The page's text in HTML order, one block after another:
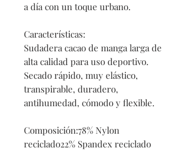
a día con un toque urbano.
Características:
Sudadera cacao de manga larga de
alta calidad para uso deportivo.
Secado rápido, muy elástico,
transpirable, duradero,
antihumedad, cómodo y flexible.
Composición:78% Nylon
reciclado22% Spandex reciclado